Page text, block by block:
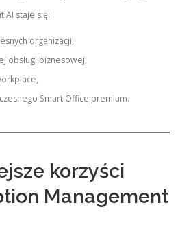
AI staje się:
organizacji,
obsługi biznesowej,
Smart Office premium.
korzyści
Management